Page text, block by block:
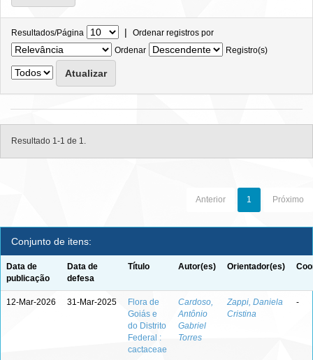
Resultados/Página | Ordenar registros por
Ordenar
Registro(s)
Resultado 1-1 de 1.
Anterior 1 Próximo
Conjunto de itens:
Data de
publicação
Data de
defesa
Título Autor(es) Orientador(es)
12-Mar-2026 31-Mar-2025
Flora de
Goiás e
do Distrito
Federal :
cactaceae
Cardoso,
Antônio
Gabriel
Torres
Zappi, Daniela
Cristina
-